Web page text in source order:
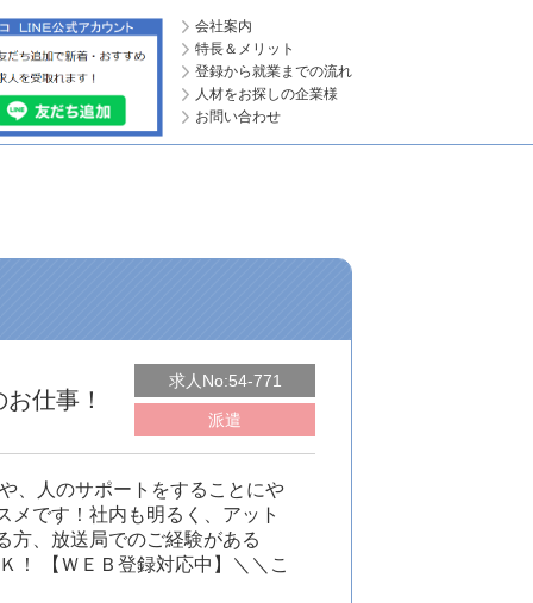
会社案内
特長＆メリット
登録から就業までの流れ
人材をお探しの企業様
お問い合わせ
仕事！
求人No:54-771
派遣
、人のサポートをすることにや
です！社内も明るく、アット
方、放送局でのご経験がある
【ＷＥＢ登録対応中】＼＼こ